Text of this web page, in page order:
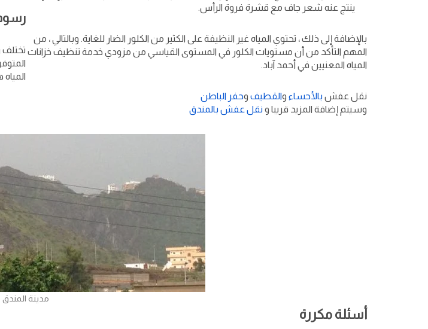
ينتج عنه شعر جاف مع قشرة فروة الرأس.
بالإضافة إلى ذلك ، تحتوي المياه غير النظيفة على الكثير من الكلور الضار للغاية. وبالتالي ، من
المهم التأكد من أن مستويات الكلور في المستوى القياسي من مزودي خدمة تنظيف خزانات
المياه المعنيين في أحمد آباد.
نقل عفش بالأحساء والقطيف وحفر الباطن
وسيتم إضافة المزيد قريبا ونقل عفش بالمندق
المياه هومن 200
مدينة المندق
أسئلة مكررة